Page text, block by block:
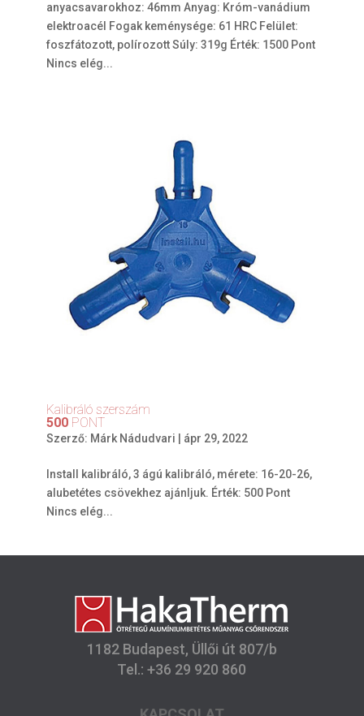
anyacsavarokhoz: 46mm Anyag: Króm-vanádium
elektroacél Fogak keménysége: 61 HRC Felület:
foszfátozott, polírozott Súly: 319g Érték: 1500 Pont
Nincs elég...
Kalibráló szerszám
500PONT
Szerző: Márk Nádudvari | ápr 29, 2022
Install kalibráló, 3 ágú kalibráló, mérete: 16-20-26,
alubetétes csövekhez ajánljuk. Érték: 500 Pont
Nincs elég...
1182 Budapest, Üllői út 807/b
Tel.: +36 29 920 860